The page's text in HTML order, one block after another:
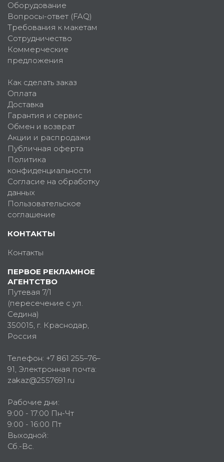
Оборудование
Вопросы-ответ (FAQ)
Требования к макетам
Сотрудничество
Коммерческие
предложения
Как сделать заказ
Оплата
Доставка
Гарантия и сервис
Обмен и возврат
Акции и распродажи
Публичная оферта
Политика
конфиденциальности
Согласие на обработку
данных
Пользовательское
соглашение
КОНТАКТЫ
Контакты
ПЕРВОЕ РЕКЛАМНОЕ
АГЕНТСТВО
Путевая 7/1
(пересечение с ул.
Седина)
350015, г. Краснодар,
Россия
Телефон: +7 861 255–76–
91, Электронная почта:
zakaz@2557691.ru
Рабочие дни:
9:00 - 17:00 Пн-Чт
9:00 - 16:00 Пт
Выходной:
Сб.-Вс.